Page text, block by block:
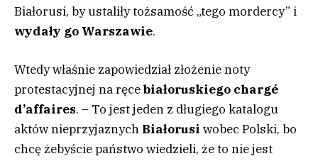
Białorusi, by ustaliły tożsamość „tego mordercy” i
wydały go Warszawie.
Wtedy właśnie zapowiedział złożenie noty
protestacyjnej na ręcebiałoruskiego chargé
d’affaires. – To jest jeden z długiego katalogu
aktów nieprzyjaznych Białorusi wobec Polski, bo
chcę żebyście państwo wiedzieli, że to nie jest